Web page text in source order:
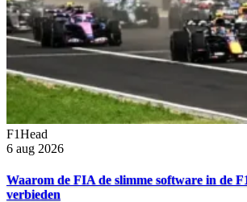
F1Head
6 aug 2026
Waarom de FIA de slimme software in de
verbieden